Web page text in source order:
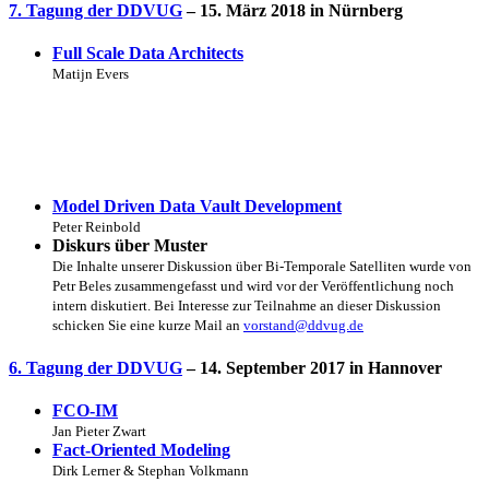
7. Tagung der DDVUG– 15. März 2018 in Nürnberg
Full Scale Data Architects
Matijn Evers
Model Driven Data Vault Development
Peter Reinbold
Diskurs über Muster
Die Inhalte unserer Diskussion über Bi-Temporale Satelliten wurde von
Petr Beles zusammengefasst und wird vor der Veröffentlichung noch
intern diskutiert. Bei Interesse zur Teilnahme an dieser Diskussion
schicken Sie eine kurze Mail an vorstand@ddvug.de
6. Tagung der DDVUG– 14. September 2017 in Hannover
FCO-IM
Jan Pieter Zwart
Fact-Oriented Modeling
Dirk Lerner & Stephan Volkmann